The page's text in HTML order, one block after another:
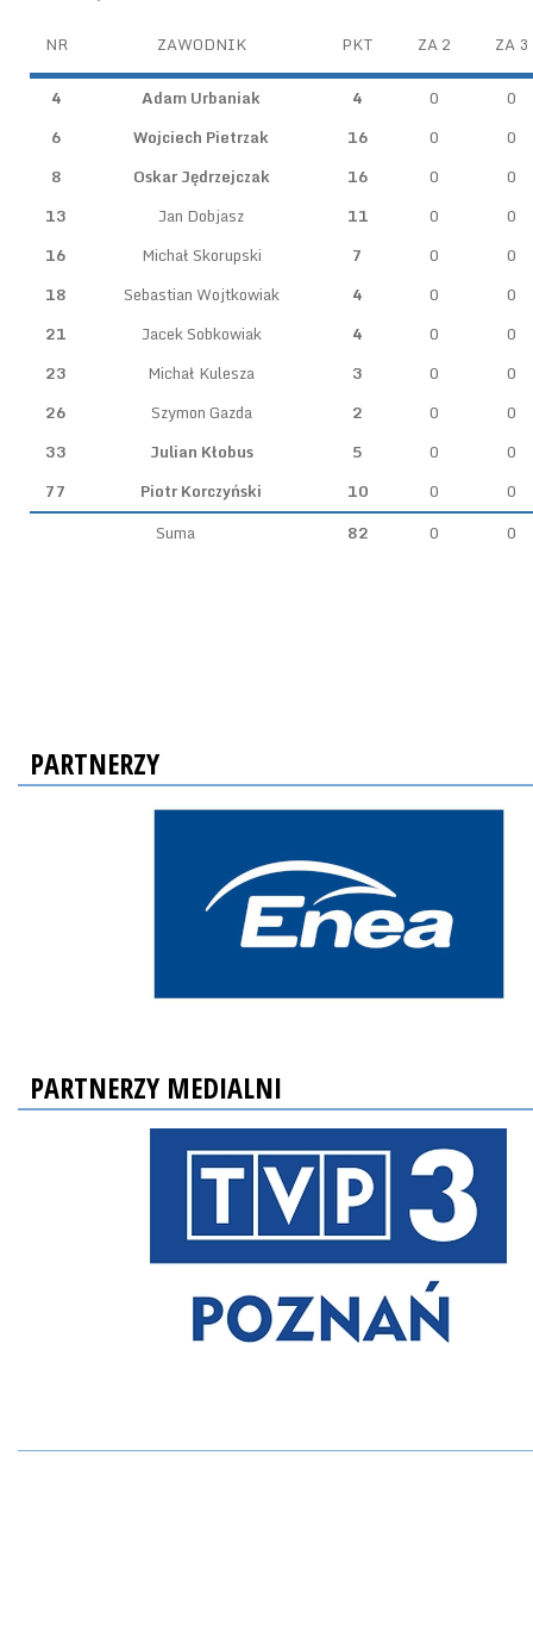
NR ZAWODNIK PKT ZA 2 ZA 3
4 Adam Urbaniak 4 0
0
6
Wojciech Pietrzak 16 0
0
8
Oskar Jędrzejczak 16 0
0
13
Jan Dobjasz 11 0
0
16
Michał Skorupski 7 0
0
18
Sebastian Wojtkowiak 4 0
0
21
Jacek Sobkowiak 4 0
0
23
Michał Kulesza 3 0
0
26
Szymon Gazda 2 0
0
33
Julian Kłobus 5 0
0
77
Piotr Korczyński 10 0
0
Suma
82 0 0
PARTNERZY
PARTNERZY MEDIALNI